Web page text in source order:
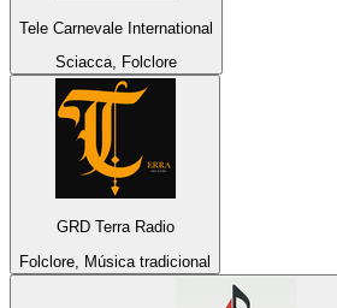
Tele Carnevale International
Sciacca, Folclore
GRD Terra Radio
Folclore, Música tradicional